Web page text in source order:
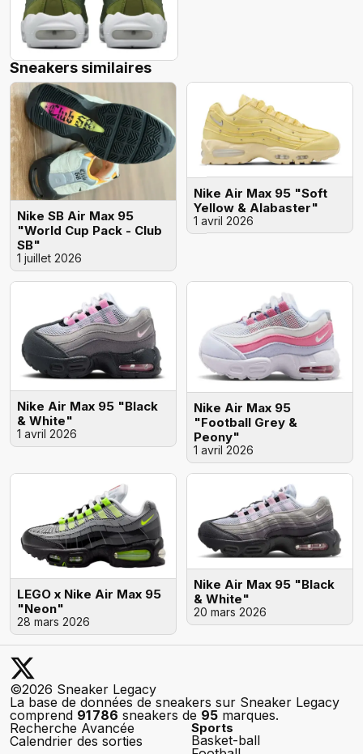
Sneakers similaires
Nike SB Air Max 95
"World Cup Pack - Club
SB"
1 juillet 2026
Nike Air Max 95 "Soft
Yellow & Alabaster"
1 avril 2026
Nike Air Max 95 "Black
& White"
1 avril 2026
Nike Air Max 95
"Football Grey &
Peony"
1 avril 2026
LEGO x Nike Air Max 95
"Neon"
28 mars 2026
Nike Air Max 95 "Black
& White"
20 mars 2026
©2026 Sneaker Legacy
La base de données de sneakers sur Sneaker Legacy
comprend 91 786 sneakers de 95 marques.
Recherche Avancée
Calendrier des sorties
Sports
Basket-ball